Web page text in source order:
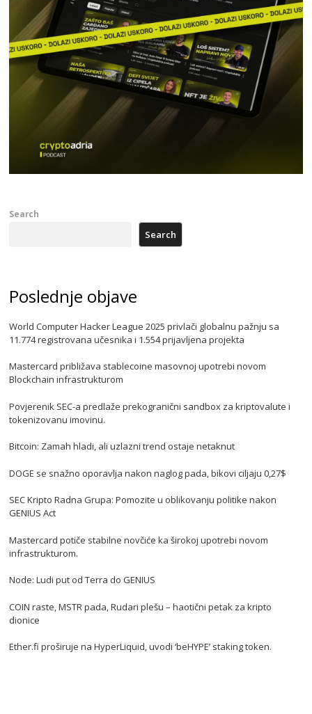
Search
Search
Poslednje objave
World Computer Hacker League 2025 privlači globalnu pažnju sa
11.774 registrovana učesnika i 1.554 prijavljena projekta
Mastercard približava stablecoine masovnoj upotrebi novom
Blockchain infrastrukturom
Povjerenik SEC-a predlaže prekogranični sandbox za kriptovalute i
tokenizovanu imovinu.
Bitcoin: Zamah hladi, ali uzlazni trend ostaje netaknut
DOGE se snažno oporavlja nakon naglog pada, bikovi ciljaju 0,27$
SEC Kripto Radna Grupa: Pomozite u oblikovanju politike nakon
GENIUS Act
Mastercard potiče stabilne novčiće ka širokoj upotrebi novom
infrastrukturom.
Node: Ludi put od Terra do GENIUS
COIN raste, MSTR pada, Rudari plešu – haotični petak za kripto
dionice
Ether.fi proširuje na HyperLiquid, uvodi ‘beHYPE’ staking token.